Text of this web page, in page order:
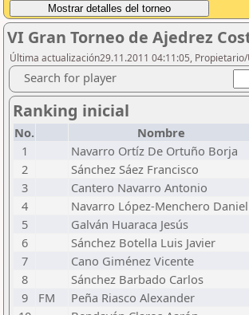
VI Gran Torneo de Ajedrez
Última actualización29.11.2011 04:11:05,
Search for player
Ranking inicial
No. Nombre
1
Navarro Ortíz De Ortuño Borja
2
Sánchez Sáez Francisco
3
Cantero Navarro Antonio
4
Navarro López-Menchero Daniel
5
Galván Huaraca Jesús
6
Sánchez Botella Luis Javier
7
Cano Giménez Vicente
8
Sánchez Barbado Carlos
9
FM Peña Riasco Alexander